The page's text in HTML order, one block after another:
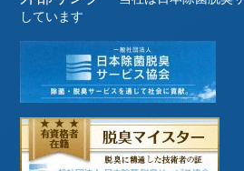
しています